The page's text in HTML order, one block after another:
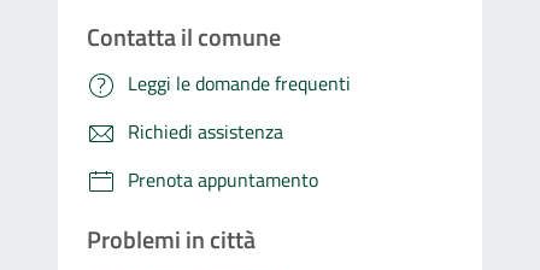
Contatta il comune
Leggi le domande frequenti
Richiedi assistenza
Prenota appuntamento
Problemi in città